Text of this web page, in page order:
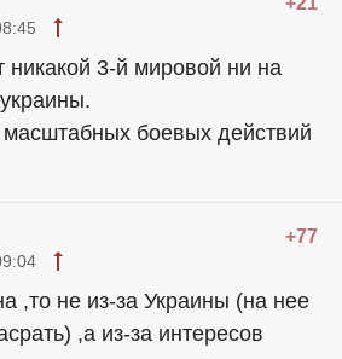
никакой 3-й мировой ни на
масштабных боевых действий
+77
,то не из-за Украины (на нее
,а из-за интересов